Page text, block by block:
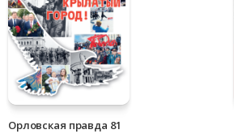
Орловская правда 81